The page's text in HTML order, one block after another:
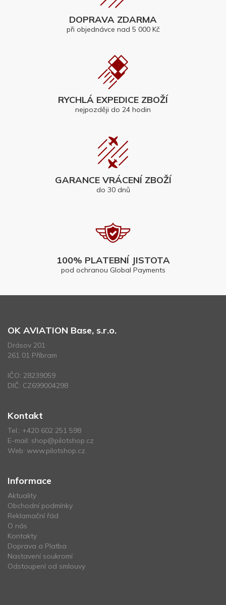
DOPRAVA ZDARMA
při objednávce nad 5 000 Kč
RYCHLÁ EXPEDICE ZBOŽÍ
nejpozději do 24 hodin
GARANCE VRÁCENÍ ZBOŽÍ
do 30 dnů
100% PLATEBNÍ JISTOTA
pod ochranou Global Payments
OK AVIATION Base, s.r.o.
Drásov 201
261 01 Příbram
IČO: 28239059
DIČ: CZ699004298
Kontakt
Tel.: +420 602 251 598
E-mail: shop@pilotshop.cz
Web: www.pilotshop.cz
Informace
Aktuality
Obchodní podmínky
Reklamační řád
O nás
Kontakty
Doprava a Platba
Nastavení soukromí
Odstoupení od smlouvy